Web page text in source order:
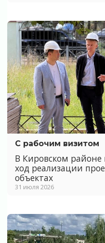
С рабочим визитом
В Кировском
ход реализации
объектах
31 июля 2026